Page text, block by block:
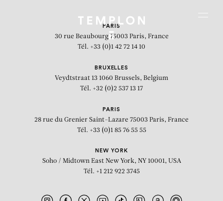
PARIS
30 rue Beaubourg 75003 Paris, France
Tél. +33 (0)1 42 72 14 10
BRUXELLES
Veydtstraat 13 1060 Brussels, Belgium
Tél. +32 (0)2 537 13 17
PARIS
28 rue du Grenier Saint-Lazare 75003 Paris, France
Tél. +33 (0)1 85 76 55 55
NEW YORK
Soho / Midtown East New York, NY 10001, USA
Tél. +1 212 922 3745